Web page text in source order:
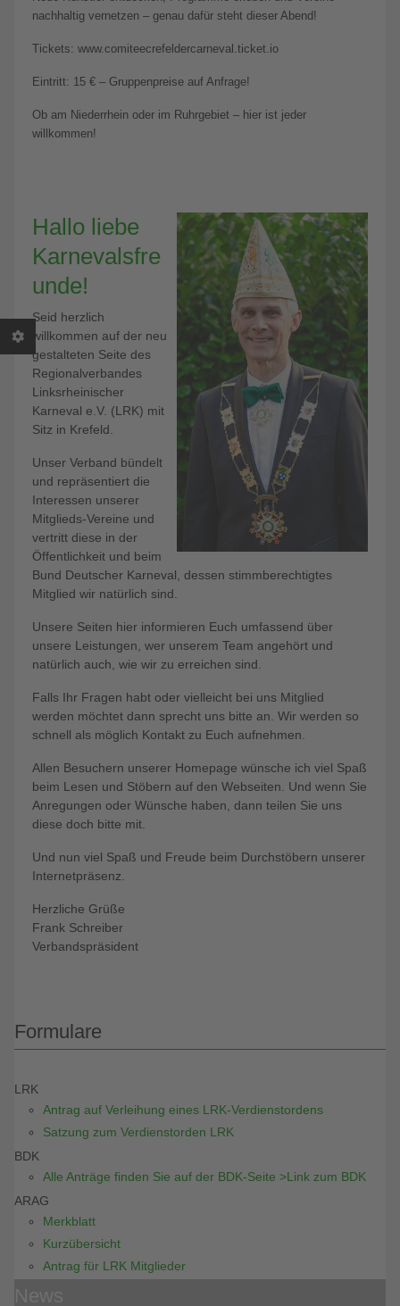
nachhaltig vernetzen – genau dafür steht dieser Abend!
Tickets: www.comiteecrefeldercarneval.ticket.io
Eintritt: 15 € – Gruppenpreise auf Anfrage!
Ob am Niederrhein oder im Ruhrgebiet – hier ist jeder
willkommen!
Hallo liebe
Karnevalsfre
unde!
Seid herzlich
willkommen auf der neu
gestalteten Seite des
Regionalverbandes
Linksrheinischer
Karneval e.V. (LRK) mit
Sitz in Krefeld.
Unser Verband bündelt
und repräsentiert die
Interessen unserer
Mitglieds-Vereine und
vertritt diese in der
Öffentlichkeit und beim
Bund Deutscher Karneval, dessen stimmberechtigtes
Mitglied wir natürlich sind.
Unsere Seiten hier informieren Euch umfassend über
unsere Leistungen, wer unserem Team angehört und
natürlich auch, wie wir zu erreichen sind.
Falls Ihr Fragen habt oder vielleicht bei uns Mitglied
werden möchtet dann sprecht uns bitte an. Wir werden so
schnell als möglich Kontakt zu Euch aufnehmen.
Allen Besuchern unserer Homepage wünsche ich viel Spaß
beim Lesen und Stöbern auf den Webseiten. Und wenn Sie
Anregungen oder Wünsche haben, dann teilen Sie uns
diese doch bitte mit.
Und nun viel Spaß und Freude beim Durchstöbern unserer
Internetpräsenz.
Herzliche Grüße
Frank Schreiber
Verbandspräsident
Formulare
LRK
Antrag auf Verleihung eines LRK-Verdienstordens
Satzung zum Verdienstorden LRK
BDK
Alle Anträge finden Sie auf der BDK-Seite >Link zum BDK
ARAG
Merkblatt
Kurzübersicht
Antrag für LRK Mitglieder